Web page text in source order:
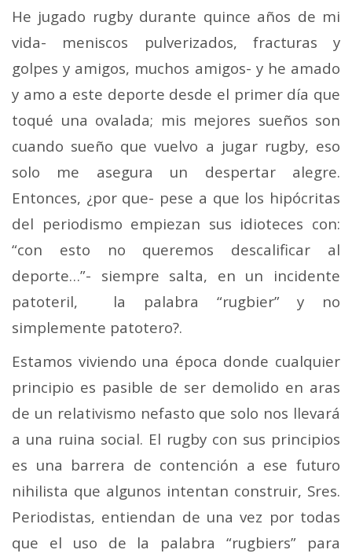
He jugado rugby durante quince años de mi
vida- meniscos pulverizados, fracturas y
golpes y amigos, muchos amigos- y he amado
y amo a este deporte desde el primer día que
toqué una ovalada; mis mejores sueños son
cuando sueño que vuelvo a jugar rugby, eso
solo me asegura un despertar alegre.
Entonces, ¿por que- pese a que los hipócritas
del periodismo empiezan sus idioteces con:
“con esto no queremos descalificar al
deporte…”- siempre salta, en un incidente
patoteril, la palabra “rugbier” y no
simplemente patotero?.
Estamos viviendo una época donde cualquier
principio es pasible de ser demolido en aras
de un relativismo nefasto que solo nos llevará
a una ruina social. El rugby con sus principios
es una barrera de contención a ese futuro
nihilista que algunos intentan construir, Sres.
Periodistas, entiendan de una vez por todas
que el uso de la palabra “rugbiers” para